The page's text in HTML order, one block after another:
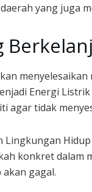
yang juga
menyelesaikan
Energi Listrik
tidak
Lingkungan
konkret dalam
gagal.